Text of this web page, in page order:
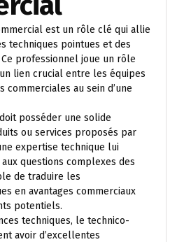
est un rôle clé qui allie
techniques pointues et des
professionnel joue un rôle
lien crucial entre les équipes
au sein d’une
posséder une solide
ou services proposés par
expertise technique lui
questions complexes des
de traduire les
en avantages commerciaux
potentiels.
techniques, le technico-
avoir d’excellentes